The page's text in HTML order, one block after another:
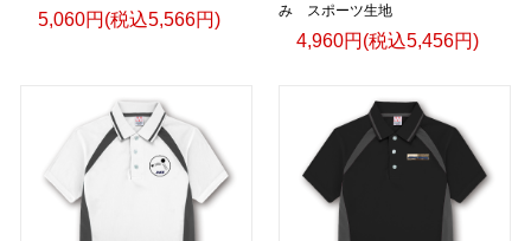
5,060円(税込5,566円)
み スポーツ生地
4,960円(税込5,456円)